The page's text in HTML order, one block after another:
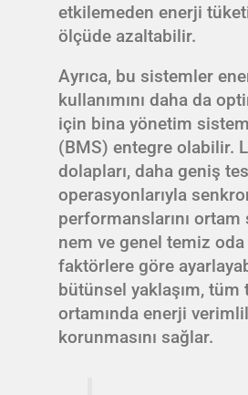
etkilemeden enerji
ölçüde azaltabilir.
Ayrıca, bu sistemler
kullanımını daha da
için bina yönetim
(BMS) entegre olabilir.
dolapları, daha geniş
operasyonlarıyla
performanslarını ortam
nem ve genel temiz
faktörlere göre
bütünsel yaklaşım, tüm
ortamında enerji
korunmasını sağlar.